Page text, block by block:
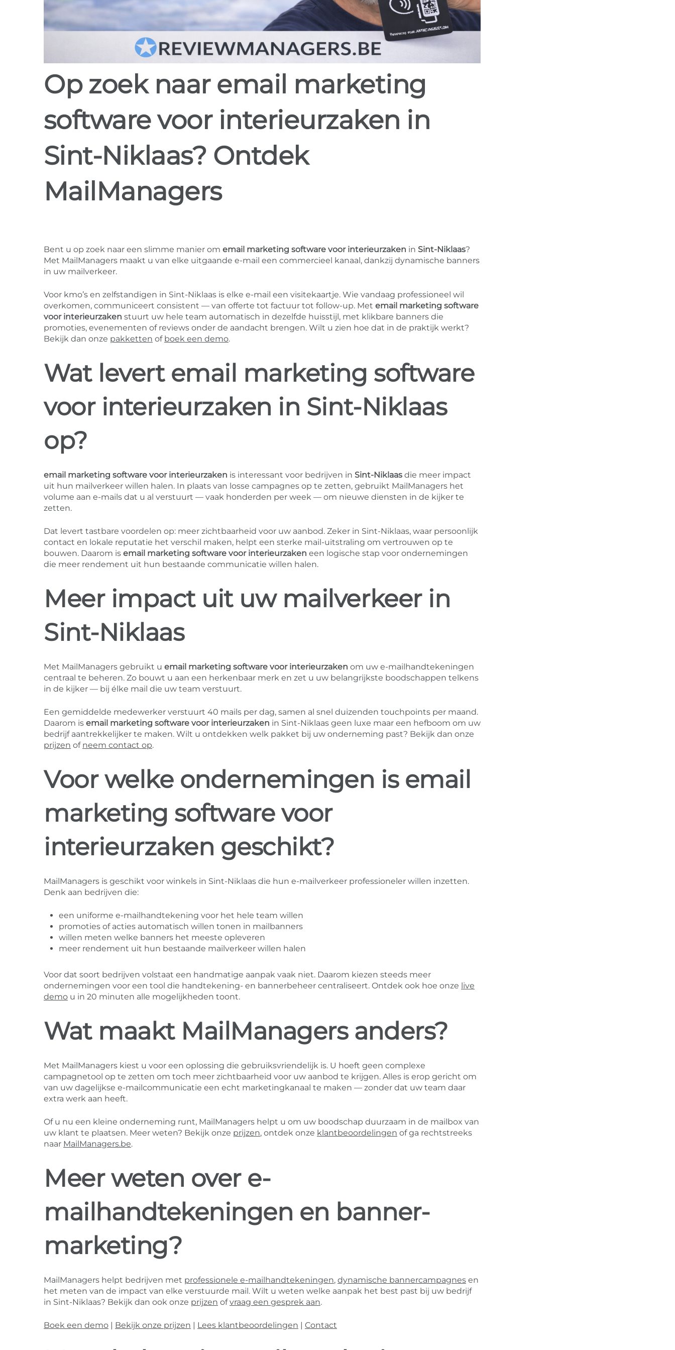
Op zoek naar email marketing
software voor interieurzaken in
Sint-Niklaas? Ontdek
MailManagers
Bent u op zoek naar een slimme manier om email marketing software voor interieurzaken in Sint-Niklaas?
Met MailManagers maakt u van elke uitgaande e-mail een commercieel kanaal, dankzij dynamische banners
in uw mailverkeer.
Voor kmo’s en zelfstandigen in Sint-Niklaas is elke e-mail een visitekaartje. Wie vandaag professioneel wil
overkomen, communiceert consistent — van offerte tot factuur tot follow-up. Met email marketing software
voor interieurzaken stuurt uw hele team automatisch in dezelfde huisstijl, met klikbare banners die
promoties, evenementen of reviews onder de aandacht brengen. Wilt u zien hoe dat in de praktijk werkt?
Bekijk dan onze pakketten of boek een demo.
Wat levert email marketing software
voor interieurzaken in Sint-Niklaas
op?
email marketing software voor interieurzaken is interessant voor bedrijven in Sint-Niklaas die meer impact
uit hun mailverkeer willen halen. In plaats van losse campagnes op te zetten, gebruikt MailManagers het
volume aan e-mails dat u al verstuurt — vaak honderden per week — om nieuwe diensten in de kijker te
zetten.
Dat levert tastbare voordelen op: meer zichtbaarheid voor uw aanbod. Zeker in Sint-Niklaas, waar persoonlijk
contact en lokale reputatie het verschil maken, helpt een sterke mail-uitstraling om vertrouwen op te
bouwen. Daarom is email marketing software voor interieurzaken een logische stap voor ondernemingen
die meer rendement uit hun bestaande communicatie willen halen.
Meer impact uit uw mailverkeer in
Sint-Niklaas
Met MailManagers gebruikt u email marketing software voor interieurzaken om uw e-mailhandtekeningen
centraal te beheren. Zo bouwt u aan een herkenbaar merk en zet u uw belangrijkste boodschappen telkens
in de kijker — bij élke mail die uw team verstuurt.
Een gemiddelde medewerker verstuurt 40 mails per dag, samen al snel duizenden touchpoints per maand.
Daarom is email marketing software voor interieurzaken in Sint-Niklaas geen luxe maar een hefboom om uw
bedrijf aantrekkelijker te maken. Wilt u ontdekken welk pakket bij uw onderneming past? Bekijk dan onze
prijzen of neem contact op.
Voor welke ondernemingen is email
marketing software voor
interieurzaken geschikt?
MailManagers is geschikt voor winkels in Sint-Niklaas die hun e-mailverkeer professioneler willen inzetten.
Denk aan bedrijven die:
een uniforme e-mailhandtekening voor het hele team willen
promoties of acties automatisch willen tonen in mailbanners
willen meten welke banners het meeste opleveren
meer rendement uit hun bestaande mailverkeer willen halen
Voor dat soort bedrijven volstaat een handmatige aanpak vaak niet. Daarom kiezen steeds meer
ondernemingen voor een tool die handtekening- en bannerbeheer centraliseert. Ontdek ook hoe onze live
demo u in 20 minuten alle mogelijkheden toont.
Wat maakt MailManagers anders?
Met MailManagers kiest u voor een oplossing die gebruiksvriendelijk is. U hoeft geen complexe
campagnetool op te zetten om toch meer zichtbaarheid voor uw aanbod te krijgen. Alles is erop gericht om
van uw dagelijkse e-mailcommunicatie een echt marketingkanaal te maken — zonder dat uw team daar
extra werk aan heeft.
Of u nu een kleine onderneming runt, MailManagers helpt u om uw boodschap duurzaam in de mailbox van
uw klant te plaatsen. Meer weten? Bekijk onze prijzen, ontdek onze klantbeoordelingen of ga rechtstreeks
naar MailManagers.be.
Meer weten over e-
mailhandtekeningen en banner-
marketing?
MailManagers helpt bedrijven met professionele e-mailhandtekeningen, dynamische bannercampagnes en
het meten van de impact van elke verstuurde mail. Wilt u weten welke aanpak het best past bij uw bedrijf
in Sint-Niklaas? Bekijk dan ook onze prijzen ofvraag een gesprek aan.
Boek een demo Bekijk onze prijzen Lees klantbeoordelingen Contact